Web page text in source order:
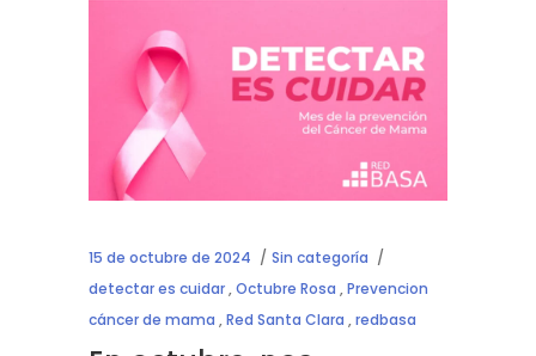
15 de octubre de 2024
Sin categoría
detectar es cuidar,Octubre Rosa ,Prevencion
cáncer de mama ,Red Santa Clara ,redbasa